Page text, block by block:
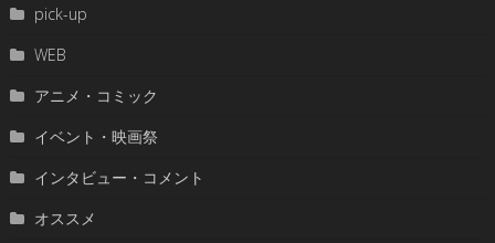
pick-up
WEB
アニメ・コミック
イベント・映画祭
インタビュー・コメント
オススメ